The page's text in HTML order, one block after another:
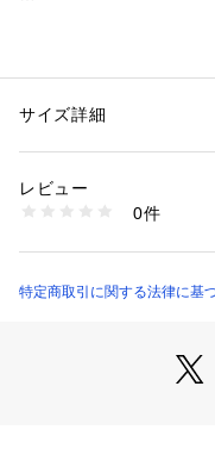
・ スエード、ペブル レ
・ 長さ調整可能ストラ
掛け＆斜め掛けの2WAY
※プリント柄などは裁
性別：レディース
商品番号：
CW004#SVXRC （ショップ
サイズ詳細
レビュー
0件
特定商取引に関する法律に基